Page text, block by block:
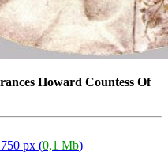
Howard Countess Of
px (0,1 Mb)